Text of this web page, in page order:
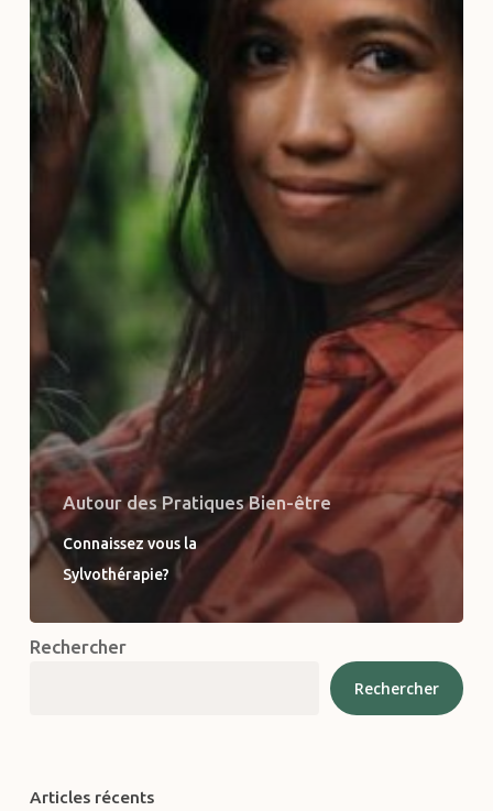
Autour des Pratiques Bien-être
Connaissez vous la
Sylvothérapie?
Rechercher
Rechercher
Articles récents